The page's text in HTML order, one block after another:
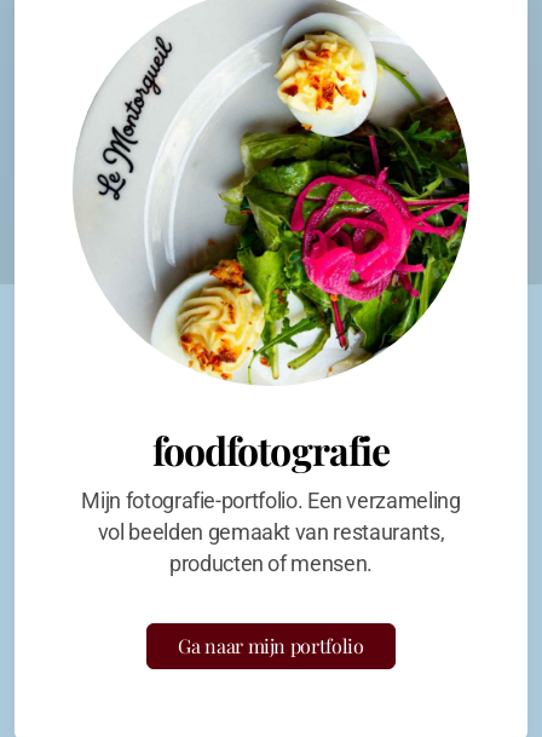
foodfotografie
Mijn fotografie-portfolio. Een verzameling
vol beelden gemaakt van restaurants,
producten of mensen.
Ga naar mijn portfolio